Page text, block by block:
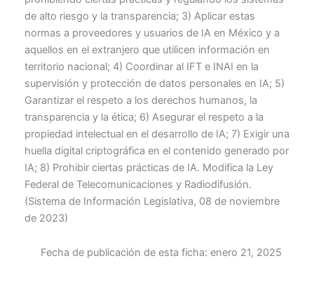
de alto riesgo y la transparencia; 3) Aplicar estas
normas a proveedores y usuarios de IA en México y a
aquellos en el extranjero que utilicen información en
territorio nacional; 4) Coordinar al IFT e INAI en la
supervisión y protección de datos personales en IA; 5)
Garantizar el respeto a los derechos humanos, la
transparencia y la ética; 6) Asegurar el respeto a la
propiedad intelectual en el desarrollo de IA; 7) Exigir una
huella digital criptográfica en el contenido generado por
IA; 8) Prohibir ciertas prácticas de IA. Modifica la Ley
Federal de Telecomunicaciones y Radiodifusión.
(Sistema de Información Legislativa, 08 de noviembre
de 2023)
Fecha de publicación de esta ficha: enero 21, 2025